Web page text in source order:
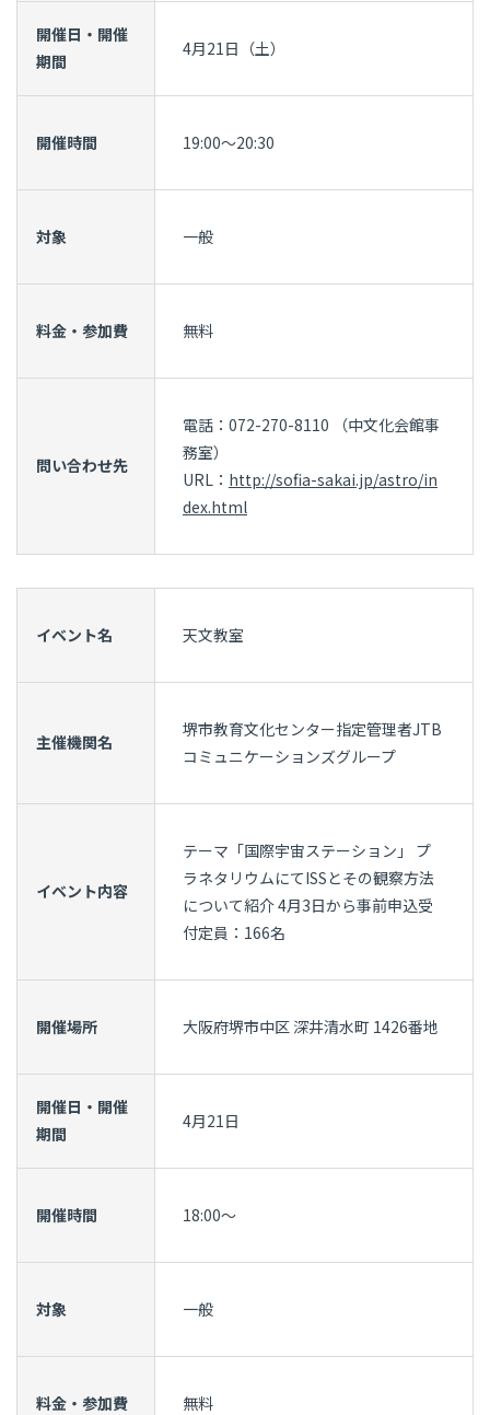
開催日・開催
期間
4月21日（土）
開催時間 19:00～20:30
対象 一般
料金・参加費 無料
問い合わせ先
電話：072-270-8110 （中文化会館事
務室）
URL： http://sofia-sakai.jp/astro/in
dex.html
イベント名 天文教室
主催機関名
堺市教育文化センター指定管理者JTB
コミュニケーションズグループ
イベント内容
テーマ「国際宇宙ステーション」 プ
ラネタリウムにてISSとその観察方法
について紹介 4月3日から事前申込受
付定員：166名
開催場所 大阪府堺市中区 深井清水町 1426番地
開催日・開催
期間
4月21日
開催時間 18:00～
対象 一般
料金・参加費 無料